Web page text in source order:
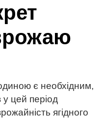
є необхідним,
у цей період
ягідного